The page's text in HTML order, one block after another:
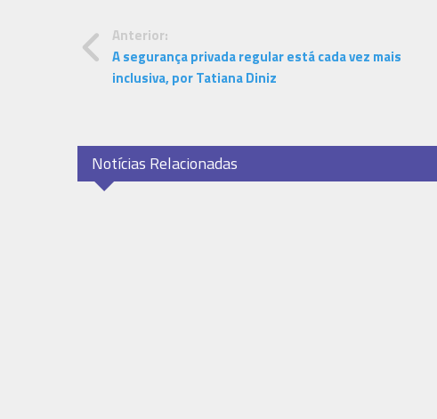
Anterior:
A segurança privada regular está cada vez mais
inclusiva, por Tatiana Diniz
Notícias Relacionadas